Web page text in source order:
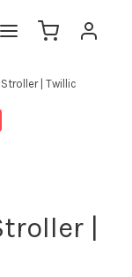
| Twillic
|